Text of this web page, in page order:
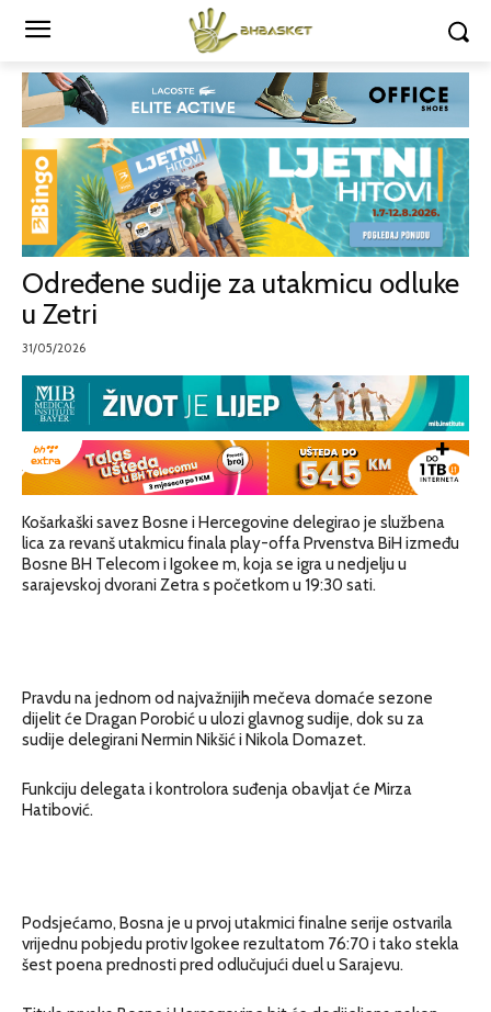
Određene sudije za utakmicu odluke
u Zetri
31/05/2026
Košarkaški savez Bosne i Hercegovine delegirao je službena
lica za revanš utakmicu finala play-offa Prvenstva BiH između
Bosne BH Telecom i Igokee m, koja se igra u nedjelju u
sarajevskoj dvorani Zetra s početkom u 19:30 sati.
Pravdu na jednom od najvažnijih mečeva domaće sezone
dijelit će Dragan Porobić u ulozi glavnog sudije, dok su za
sudije delegirani Nermin Nikšić i Nikola Domazet.
Funkciju delegata i kontrolora suđenja obavljat će Mirza
Hatibović.
Podsjećamo, Bosna je u prvoj utakmici finalne serije ostvarila
vrijednu pobjedu protiv Igokee rezultatom 76:70 i tako stekla
šest poena prednosti pred odlučujući duel u Sarajevu.